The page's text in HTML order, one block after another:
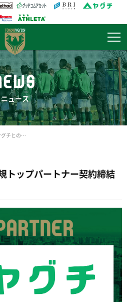
ニュース
株式会社ヤグチとの新規トップパートナー契約締結のお知らせ
トップパートナー契約締結